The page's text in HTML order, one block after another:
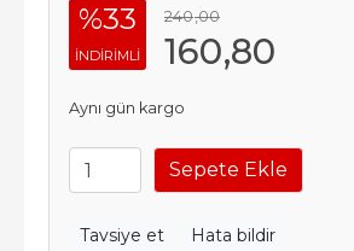
%33
INDIRIMLI
240,00
160,80
Aynı gün kargo
Sepete Ekle
Tavsiye et Hata bildir